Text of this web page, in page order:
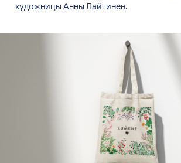
художницы Анны Лайтинен.